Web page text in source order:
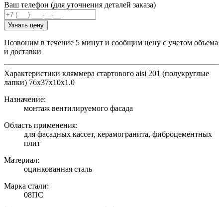
Ваш телефон (для уточнения деталей заказа)
Узнать цену
Позвоним в течение 5 минут и сообщим цену с учетом объема
и доставки
Характеристики кляммера стартового aisi 201 (полукруглые
лапки) 76х37х10x1.0
Назначение:
монтаж вентилируемого фасада
Область применения:
для фасадных кассет, керамогранита, фиброцементных
плит
Материал:
оцинкованная сталь
Марка стали:
08ПС